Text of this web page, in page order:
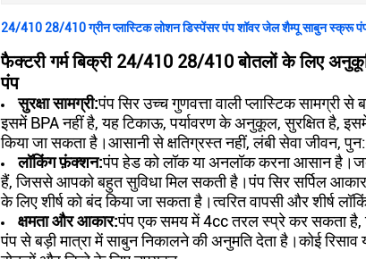
24/410 28/410 ग्रीन प्लास्टिक लोशन डिस्पेंसर पंप शॉवर जेल शैम्पू साबुन स्क्रू
फैक्टरी गर्म बिक्री 24/410 28/410 बोतलों के लिए
पंप
सुरक्षा सामग्री:पंप सिर उच्च गुणवत्ता वाली प्लास्टिक सामग्री
इसमें BPA नहीं है, यह टिकाऊ, पर्यावरण के अनुकूल, सुरक्षित है,
किया जा सकता है।आसानी से क्षतिग्रस्त नहीं, लंबी सेवा जीवन,
लॉकिंग फ़ंक्शन:पंप हेड को लॉक या अनलॉक करना आसान
हैं, जिससे आपको बहुत सुविधा मिल सकती है।पंप सिर सर्पिल
के लिए शीर्ष को बंद किया जा सकता है।त्वरित वापसी और शीर्ष
क्षमता और आकार:पंप एक समय में 4cc तरल स्प्रे कर सकता है,
पंप से बड़ी मात्रा में साबुन निकालने की अनुमति देता है।कोई